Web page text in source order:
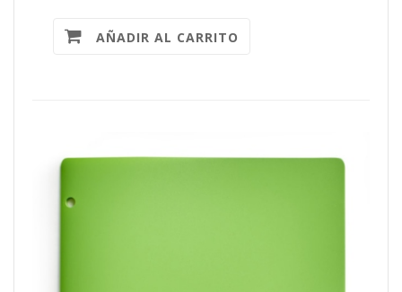
AÑADIR AL CARRITO